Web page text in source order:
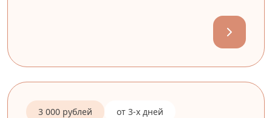
3 000 рублей от 3-х дней